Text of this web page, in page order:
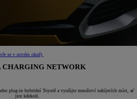
se v novém okně)
CHARGING NETWORK
plug-in hybridní Toyotě a využijte množství nabíjecích míst, ať
jste kdekoli.